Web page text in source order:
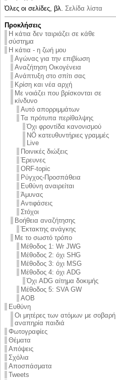
Όλες οι σελίδες, βλ. Σελίδα λίστα
Προκλήσεις
Η κάτια δεν ταιριάζει σε κάθε
σύστημα
Η κάτια - η ζωή μου
Αγώνας για την επιβίωση
Αναζήτηση Οικογένεια
Ανάπτυξη στο σπίτι σας
Κρίση και νέα αρχή
Με νοιάζει που βρίσκονται σε
κίνδυνο
Αυτό απορριμμάτων
Τα πρότυπα περίθαλψης
Όχι φροντίδα κανονισμού
NÖ κατευθυντήριες γραμμές
Live
Ποινικές διώξεις
Έρευνες
ORF-topic
Ρύγχος-Προσπάθεια
Ευθύνη αναιρείται
Άμυνας
Αντιφάσεις
Στόχοι
Βοήθεια αναζήτησης
Έκτακτης ανάγκης
Με το σωστό τρόπο
Μέθοδος 1: Wr JWG
Μέθοδος 2: όχι SHG
Μέθοδος 3: όχι MSG
Μέθοδος 4: όχι ADG
Όχι ADG αίτημα δοκιμής
Μέθοδος 5: SVA GW
AOB
Ευθύνη
Οι μητέρες των ατόμων με σοβαρή
αναπηρία παιδιά
Φωτογραφίες
Θέματα
Απόψεις
Σχόλια
Αποσπάσματα
Tweets